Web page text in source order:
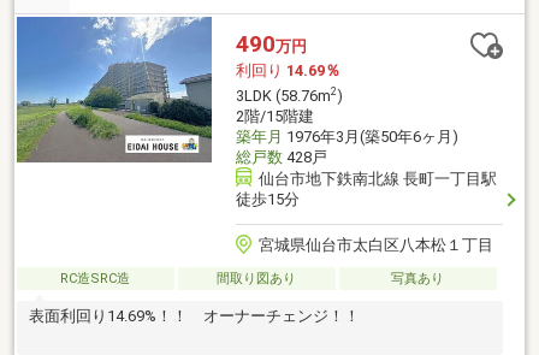
490万円
利回り 14.69％
3LDK (58.76m2)
2階/15階建
築年月 1976年3月(築50年6ヶ月)
総戸数428戸
仙台市地下鉄南北線 長町一丁目駅
徒歩15分
宮城県仙台市太白区八本松１丁目
RC造SRC造 間取り図あり 写真あり
表面利回り14.69%！！ オーナーチェンジ！！